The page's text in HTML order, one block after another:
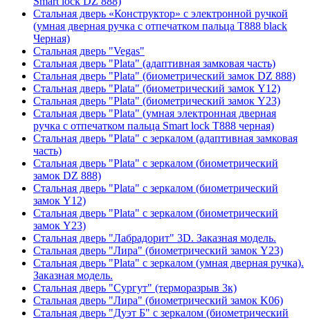
Стальная дверь «Конструктор» с электронной ручкой
(умная дверная ручка с отпечатком пальца T888 black
Черная)
Стальная дверь "Vegas"
Стальная дверь "Plata" (адаптивная замковая часть)
Стальная дверь "Plata" (биометрический замок DZ 888)
Стальная дверь "Plata" (биометрический замок Y12)
Стальная дверь "Plata" (биометрический замок Y23)
Стальная дверь "Plata" (умная электронная дверная
ручка с отпечатком пальца Smart lock T888 черная)
Стальная дверь "Plata" с зеркалом (адаптивная замковая
часть)
Стальная дверь "Plata" с зеркалом (биометрический
замок DZ 888)
Стальная дверь "Plata" с зеркалом (биометрический
замок Y12)
Стальная дверь "Plata" с зеркалом (биометрический
замок Y23)
Стальная дверь "Лабрадорит" 3D. Заказная модель.
Стальная дверь "Лира" (биометрический замок Y23)
Стальная дверь "Plata" с зеркалом (умная дверная ручка).
Заказная модель.
Стальная дверь "Сургут" (терморазрыв 3к)
Стальная дверь "Лира" (биометрический замок K06)
Стальная дверь "Дуэт Б" с зеркалом (биометрический